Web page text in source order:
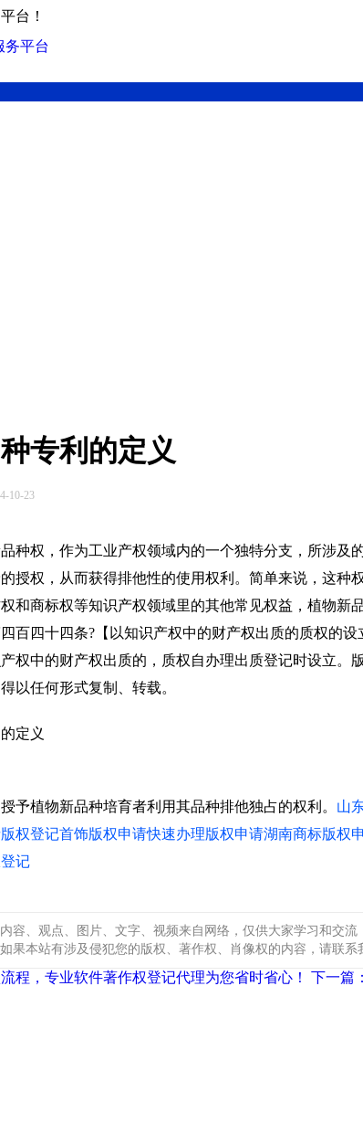
台！
专利的定义
10-23
种权，作为工业产权领域内的一个独特分支，所涉及
授权，从而获得排他性的使用权利。简单来说，这种
和商标权等知识产权领域里的其他常见权益，植物新
百四十四条?【以知识产权中的财产权出质的质权的
权中的财产权出质的，质权自办理出质登记时设立。
以任何形式复制、转载。
予植物新品种培育者利用其品种排他独占的权利。 山
权登记首饰版权申请快速办理版权申请湖南商标版权
记
容、观点、图片、文字、视频来自网络，仅供大家学习和交
果本站有涉及侵犯您的版权、著作权、肖像权的内容，请联系
程，专业软件著作权登记代理为您省时省心！
下一篇